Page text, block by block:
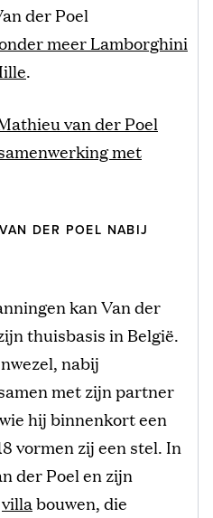
der Poel
meer Lamborghini
.
van der Poel
met
DER POEL NABIJ
kan Van der
thuisbasis in België.
nabij
met zijn partner
hij binnenkort een
vormen zij een stel. In
der Poel en zijn
villabouwen, die